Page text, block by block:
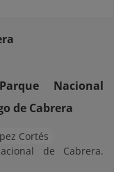
Nacional
de Cabrera
Cortés
de Cabrera.